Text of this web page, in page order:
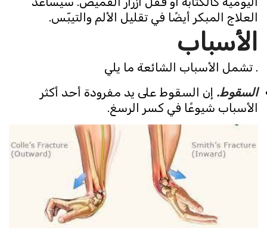
العلاج المبكر أيضًا في تقليل الألم والتيبّس.
الأسباب
. تشمل الأسباب الشائعة ما يلي
السقوط.إن السقوط على يد مفرودة أحد أكثر
الأسباب شيوعًا في كسر الرسغ.